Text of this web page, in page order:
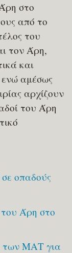
στο
από το
του
τον Άρη,
και
αμέσως
αρχίζουν
του Άρη
οπαδούς
Άρη στο
των ΜΑΤ για